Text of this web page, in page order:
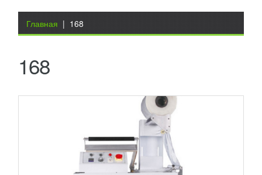
складу
Вы здесь
Главная | 168
168
ПОДРОБНЕЕ
Добавить в сравнение
ТЕСТОЗАКАТОЧНАЯ МАШИНА SIGMA FF